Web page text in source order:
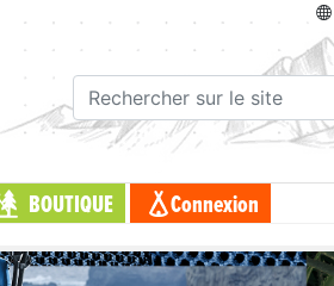
BOUTIQUE Connexion